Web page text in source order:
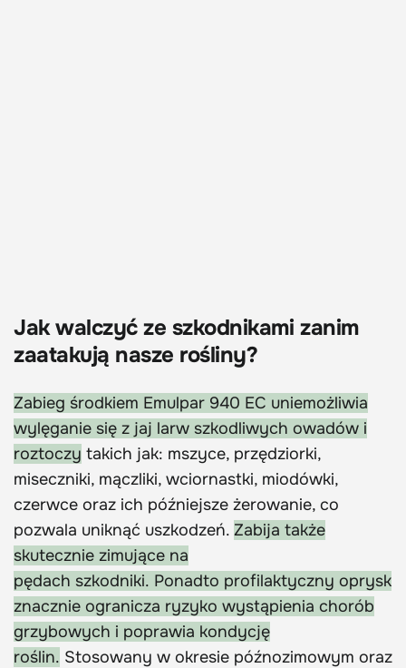
Jak walczyć ze szkodnikami zanim
zaatakują nasze rośliny?
Zabieg środkiem Emulpar 940 EC uniemożliwia
wylęganie się z jaj larw szkodliwych owadów i
roztoczy takich jak: mszyce, przędziorki,
miseczniki, mączliki, wciornastki, miodówki,
czerwce oraz ich późniejsze żerowanie, co
pozwala uniknąć uszkodzeń. Zabija także
skutecznie zimujące na
pędach szkodniki. Ponadto profilaktyczny oprysk
znacznie ogranicza ryzyko wystąpienia chorób
grzybowych i poprawia kondycję
roślin. Stosowany w okresie późnozimowym oraz